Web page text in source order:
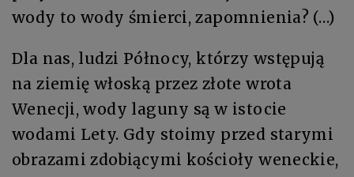
wody to wody śmierci, zapomnienia? (…)
Dla nas, ludzi Północy, którzy wstępują
na ziemię włoską przez złote wrota
Wenecji, wody laguny są w istocie
wodami Lety. Gdy stoimy przed starymi
obrazami zdobiącymi kościoły weneckie,